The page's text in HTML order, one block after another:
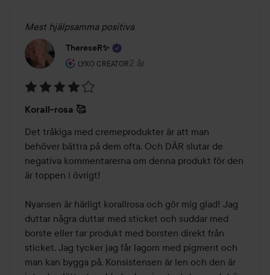
Mest hjälpsamma positiva
ThereseR✨
LYKO CREATOR
Användarens roll: Lyko Creator.
2 år
Inlägget skapades 2 år
4
av
5
Korall-rosa 🥰
Det tråkiga med cremeprodukter är att man
behöver bättra på dem ofta. Och DÄR slutar de
negativa kommentarerna om denna produkt för den
är toppen i övrigt!
Nyansen är härligt korallrosa och gör mig glad! Jag
duttar några duttar med sticket och suddar med
borste eller tar produkt med borsten direkt från
sticket. Jag tycker jag får lagom med pigment och
man kan bygga på. Konsistensen är len och den är